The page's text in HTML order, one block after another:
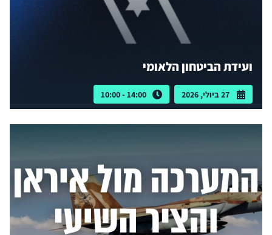
ועידת הביטחון הלאומי
27 ביולי, 2026 14:00 - 10:00